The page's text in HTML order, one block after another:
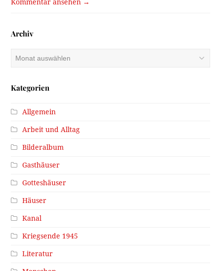
Kommentar ansehen →
Archiv
Archiv
Kategorien
Allgemein
Arbeit und Alltag
Bilderalbum
Gasthäuser
Gotteshäuser
Häuser
Kanal
Kriegsende 1945
Literatur